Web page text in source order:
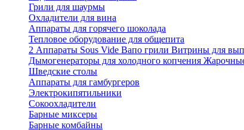
Грили для шаурмы
Охладители для вина
Аппараты для горячего шоколада
Тепловое оборудование для общепита
2 Аппараты Sous Vide Вапо грили Витрины для
Дымогенераторы для холодного копчения
Шведские столы
Аппараты для гамбургеров
Электрокипятильники
Сокоохладители
Барные миксеры
Барные комбайны